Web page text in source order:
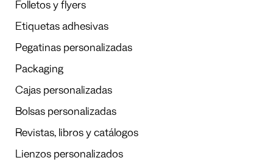
Folletos y flyers
Etiquetas adhesivas
Pegatinas personalizadas
Packaging
Cajas personalizadas
Bolsas personalizadas
Revistas, libros y catálogos
Lienzos personalizados